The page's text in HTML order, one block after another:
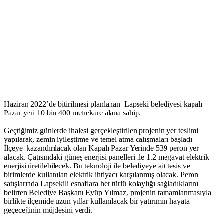
Haziran 2022’de bitirilmesi planlanan Lapseki belediyesi kapalı
Pazar yeri 10 bin 400 metrekare alana sahip.
Geçtiğimiz günlerde ihalesi gerçekleştirilen projenin yer teslimi
yapılarak, zemin iyileştirme ve temel atma çalışmaları başladı.
İlçeye kazandırılacak olan Kapalı Pazar Yerinde 539 peron yer
alacak. Çatısındaki güneş enerjisi panelleri ile 1.2 megavat elektrik
enerjisi üretilebilecek. Bu teknoloji ile belediyeye ait tesis ve
birimlerde kullanılan elektrik ihtiyacı karşılanmış olacak. Peron
satışlarında Lapsekili esnaflara her türlü kolaylığı sağladıklarını
belirten Belediye Başkanı Eyüp Yılmaz, projenin tamamlanmasıyla
birlikte ilçemide uzun yıllar kullanılacak bir yatırımın hayata
geçeceğinin müjdesini verdi.